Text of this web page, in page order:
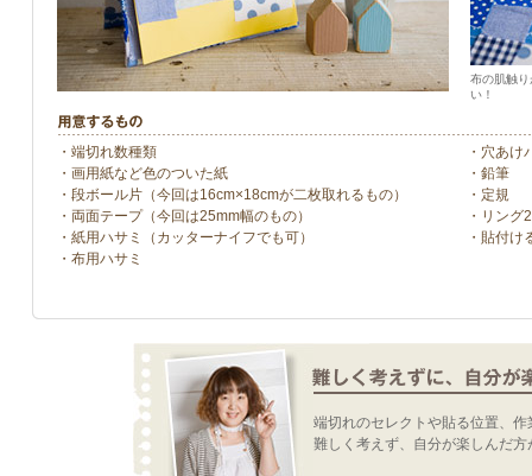
布の肌触
い！
・端切れ数種類
・画用紙など色のついた紙
・段ボール片（今回は16cm×18cmが二枚取れるもの）
・両面テープ（今回は25mm幅のもの）
・紙用ハサミ（カッターナイフでも可）
・布用ハサミ
・穴あけ
・鉛筆
・定規
・リング
・貼付け
端切れのセレクトや貼る位置、
難しく考えず、自分が楽しんだ